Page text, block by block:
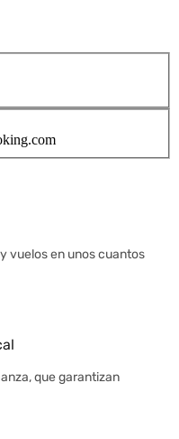
vuelos en unos cuantos
que garantizan